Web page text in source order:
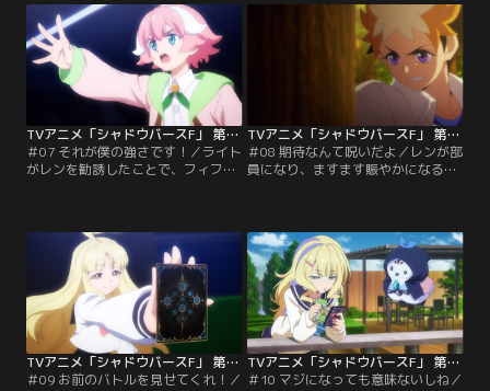
プレイが、次第にジェントルマンを
追い詰めていく。ライトの熱い想い
が勝つか、ジェントルマンの冷徹な
戦術が勝つか、2人のバトルの決着
は近い。
ドでは、今日も運動部顔負けのラン
ニングが行われていた。その中でも
抜きんでて走っているのは、1年生
の風祭レン。しかし、彼女の表情に
TVアニメ「シャドウバースF」 第07話
＃07 それが僕の強さです！／ライト
がレンを勧誘したことで、フィフス
ヤルクラスの使い手であり、かなり
の強敵だという。いよいよ対決のと
き、バトルゾーンに入ったのは……
ライトではなく部長のイツキだっ
た！果たしてイツキはタツミの猛攻
をしのぎきれるのか！？
TVアニメ「シャドウバースF」 第08話
＃08 期待なんて呪いだよ／レンが部
員になり、ますます賑やかになるセ
せていた。高ぶる気持ちが爆発し、
木を殴ってしまうスバル。偶然出く
わしたフォースウィンドの部長・母
嶋フワリに手当てをされる。自宅に
戻ってもイライラが収まらず、気晴
らしに…。
TVアニメ「シャドウバースF」 第09話
＃09 お前のバトルを見せてくれ！／
TVアニメ「シャドウバースF」 第10話
＃10 マジになっても意味ないしね／